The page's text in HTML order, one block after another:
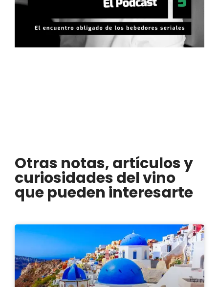
Otras notas, artículos y
curiosidades del vino
que pueden interesarte